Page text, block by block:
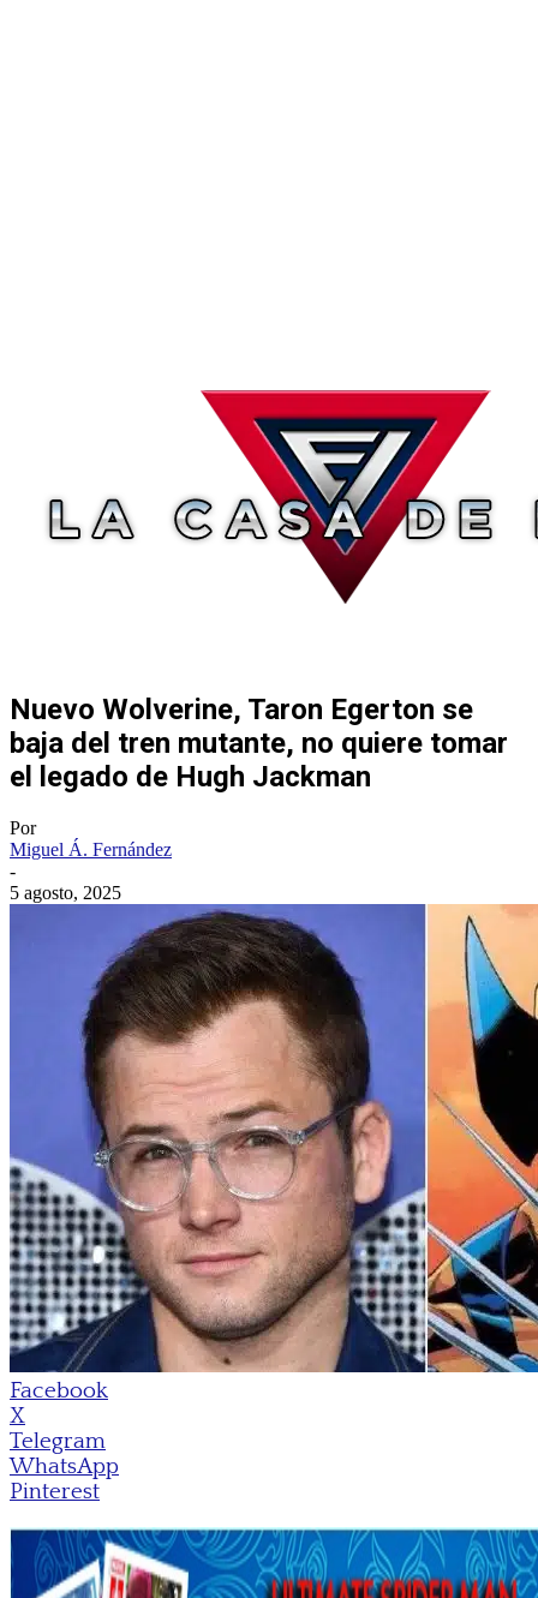
Nuevo Wolverine, Taron Egerton se
baja del tren mutante, no quiere tomar
el legado de Hugh Jackman
Por
Miguel Á. Fernández
-
5 agosto, 2025
Facebook
X
Telegram
WhatsApp
Pinterest